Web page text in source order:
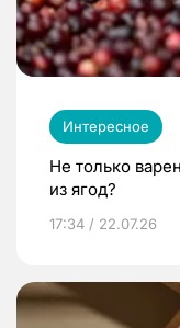
Интересное
Не только
из ягод?
17:34 / 22.07.26